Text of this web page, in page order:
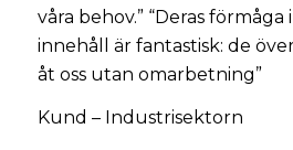
våra behov.” “Deras
innehåll är fantastisk: de
åt oss utan omarbetning”
Kund – Industrisektorn